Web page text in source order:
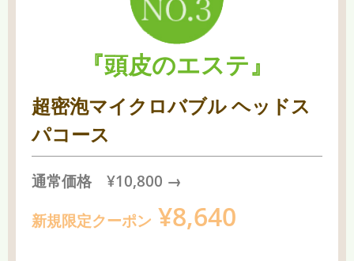
『頭皮のエステ』
超密泡マイクロバブル ヘッドス
パコース
通常価格 ¥10,800 →
新規限定クーポン ¥8,640